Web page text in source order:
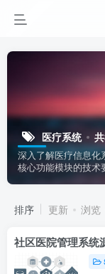
医疗系统
深入了解医疗信息化
核心功能模块的技术
排序 更新 浏览
社区医院管理系统